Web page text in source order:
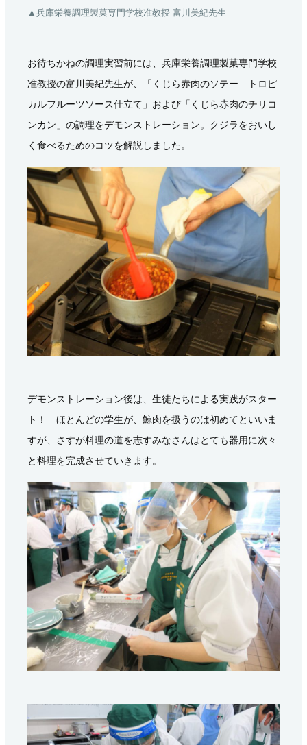
▲兵庫栄養調理製菓専門学校准教授 富川美紀先生
お待ちかねの調理実習前には、兵庫栄養調理製菓専門学校
准教授の富川美紀先生が、「くじら赤肉のソテー トロピ
カルフルーツソース仕立て」および「くじら赤肉のチリコ
ンカン」の調理をデモンストレーション。クジラをおいし
く食べるためのコツを解説しました。
デモンストレーション後は、生徒たちによる実践がスター
ト！ ほとんどの学生が、鯨肉を扱うのは初めてといいま
すが、さすが料理の道を志すみなさんはとても器用に次々
と料理を完成させていきます。